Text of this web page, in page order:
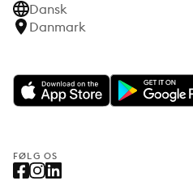
Dansk
Danmark
FØLG OS